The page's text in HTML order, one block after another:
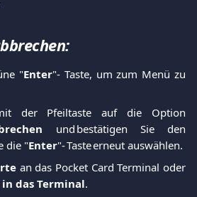
"Enter"- Taste, um zum Menü zu
der Pfeiltaste auf die Option
und bestätigen Sie den
die "Enter"- Taste erneut auswählen.
an das Pocket Card Terminal oder
das Terminal.